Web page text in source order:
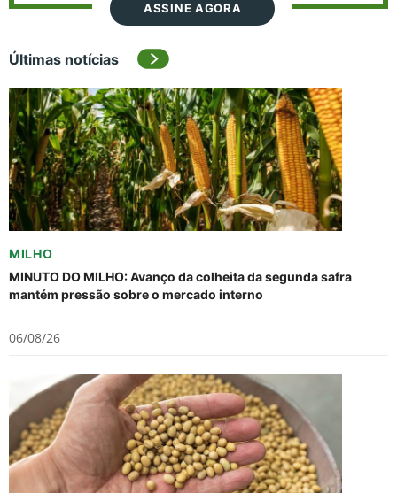
ASSINE AGORA
Últimas notícias
MILHO
MINUTO DO MILHO: Avanço da colheita da segunda safra
mantém pressão sobre o mercado interno
06/08/26